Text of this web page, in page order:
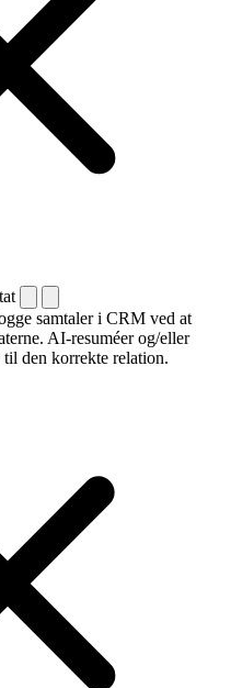
samtaler i CRM ved at
AI-resuméer og/eller
den korrekte relation.